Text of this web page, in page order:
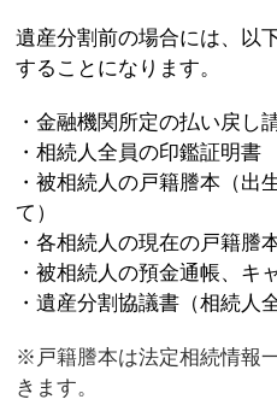
遺産分割前の場合には、以
することになります。
・金融機関所定の払い戻し
・相続人全員の印鑑証明書
・被相続人の戸籍謄本（出
て）
・各相続人の現在の戸籍謄
・被相続人の預金通帳、キ
・遺産分割協議書（相続人
※戸籍謄本は法定相続情報
きます。